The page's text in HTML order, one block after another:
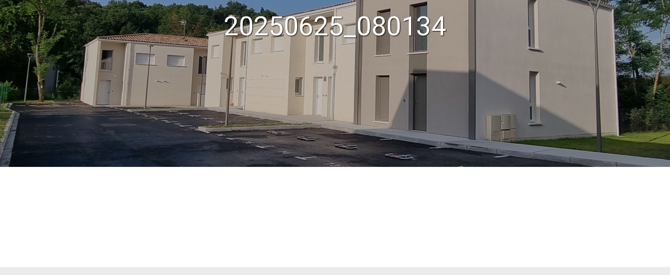
20250625_080134